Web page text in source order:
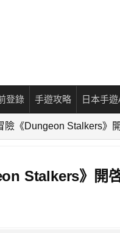
登錄 手遊攻略 日本手
險《Dungeon Stalkers》
Stalkers》開